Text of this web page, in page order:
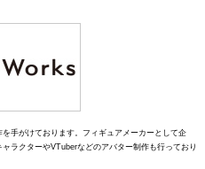
手がけております。フィギュアメーカーとして企
ラクターやVTuberなどのアバター制作も行っており